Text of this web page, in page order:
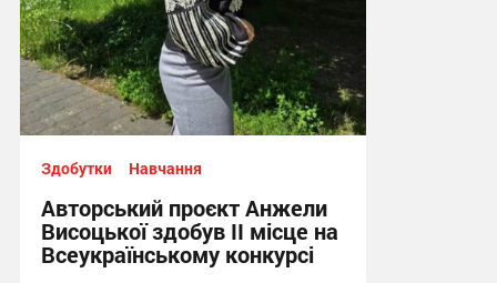
Здобутки Навчання
Авторський проєкт Анжели
Висоцької здобув ІІ місце на
Всеукраїнському конкурсі